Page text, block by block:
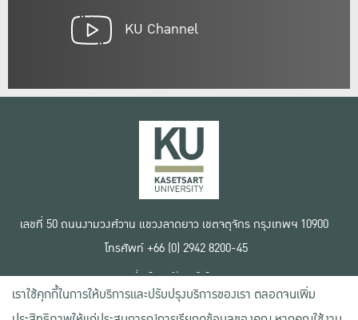
KU Channel
เลขที่ 50 ถนนงามวงศ์วาน แขวงลาดยาว เขตจตุจักร กรุงเทพฯ 10900
โทรศัพท์ +66 (0) 2942 8200-45
เงื่อนไขการใช้งานเว็บไซต์
ข้อตกลงด้านสิทธิ์ใช้งาน
นโยบายความเป็นส่วนตัว
เราใช้คุกกี้ในการให้บริการและปรับปรุงบริการของเรา ตลอดจนเพิ่ม